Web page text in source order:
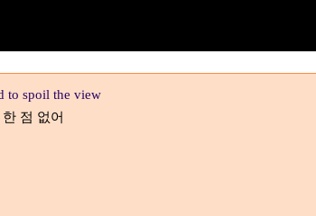
to spoil the view
점 없어